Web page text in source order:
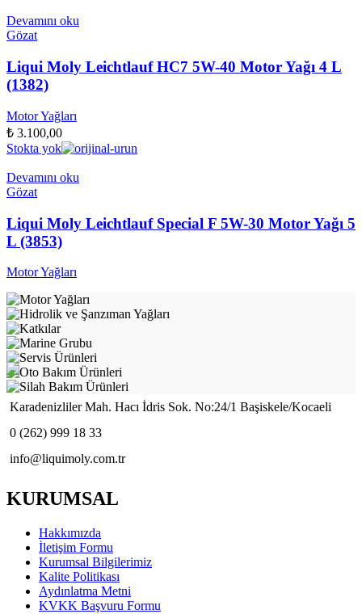
Devamını oku
Gözat
Liqui Moly Leichtlauf HC7 5W-40 Motor Yağı 4 L
(1382)
Motor Yağları
₺ 3.100,00
Stokta yok
Devamını oku
Gözat
Liqui Moly Leichtlauf Special F 5W-30 Motor Yağı 5
L (3853)
Motor Yağları
Karadenizliler Mah. Hacı İdris Sok. No:24/1 Başiskele/Kocaeli
0 (262) 999 18 33
info@liquimoly.com.tr
KURUMSAL
Hakkımızda
İletişim Formu
Kurumsal Bilgilerimiz
Kalite Politikası
Aydınlatma Metni
KVKK Başvuru Formu